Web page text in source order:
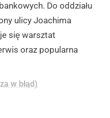
Do oddziału
ulicy Joachima
się warsztat
oraz popularna
w błąd)